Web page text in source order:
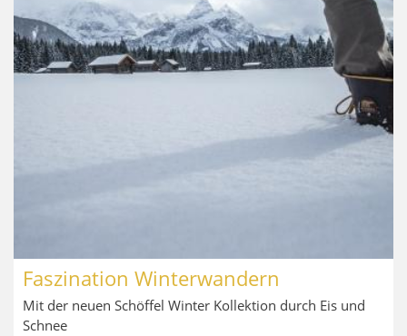
Faszination Winterwandern
Mit der neuen Schöffel Winter Kollektion durch Eis und
Schnee